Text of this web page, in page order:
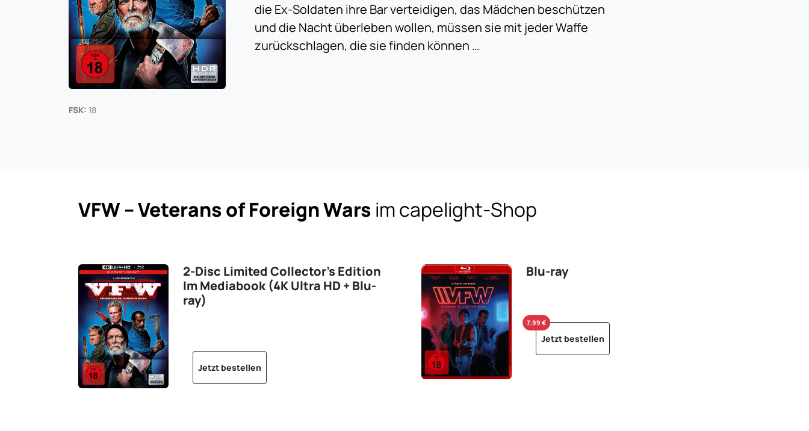
FSK: 18
die Ex-Soldaten ihre Bar verteidigen, das Mädchen beschützen
und die Nacht überleben wollen, müssen sie mit jeder Waffe
zurückschlagen, die sie finden können …
VFW – Veterans of Foreign Wars im capelight-Shop
2-Disc Limited Collector's Edition
Im Mediabook (4K Ultra HD + Blu-
ray)
Jetzt bestellen
Blu-ray
Jetzt bestellen
7,99 €